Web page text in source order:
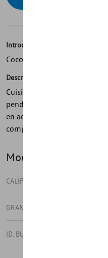
Introduction
Cocotte grey, 3 l
Description
Cuisinez-vous un bon petit
pendant vos séjours en
en acier inoxydable
complet ou vendu
Modèle(s)
CALIFORNIA
GRAND CALIFORNIA
ID. BUZZ